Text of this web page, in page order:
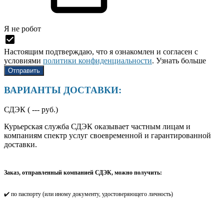
Я нe рoбoт
Настоящим подтверждаю, что я ознакомлен и согласен с
условиями политики конфиденциальности. Узнать больше
ВАРИАНТЫ ДОСТАВКИ:
СДЭК ( --- руб.)
Курьерская служба СДЭК оказывает частным лицам и
компаниям спектр услуг своевременной и гарантированной
доставки.
Заказ, отправленный компанией СДЭК, можно получить:
✔️ по паспорту (или иному документу, удостоверяющего личность)